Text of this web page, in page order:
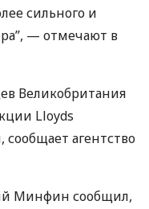
сильного и
— отмечают в
Великобритания
Lloyds
агентство
Минфин сообщил,